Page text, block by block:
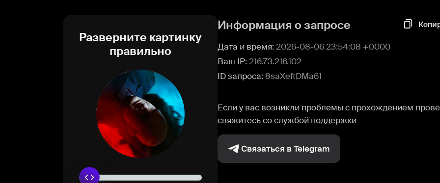
Разверните картинку
правильно
Информация о запросе
Дата и время: 2026-08-06 23:54:08 +0000
Ваш IP: 216.73.216.102
ID запроса: 8saXeftDMa61
Если у вас возникли проблемы с прохождением
свяжитесь со службой поддержки
Связаться в Telegram